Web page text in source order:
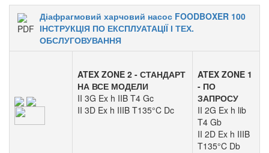
Діафрагмовий харчовий насос FOODBOXER 100
ІНСТРУКЦІЯ ПО ЕКСПЛУАТАЦІЇ І ТЕХ.
ОБСЛУГОВУВАННЯ
ATEX ZONE 2 - СТАНДАРТ
НА ВСЕ МОДЕЛИ
II 3G Ex h IIB T4 Gc
II 3D Ex h IIIB T135°C Dc
ATEX ZONE 1
- ПО
ЗАПРОСУ
II 2G Ex h lib
T4 Gb
II 2D Ex h IIIB
T135°C Db